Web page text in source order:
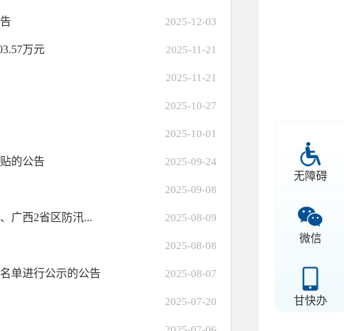
无障碍
微信
甘快办
2025-12-03
万元 2025-11-21
2025-11-21
2025-10-27
2025-10-01
的公告 2025-09-24
2025-09-08
广西2省区防汛... 2025-08-09
2025-08-08
单进行公示的公告 2025-08-07
2025-07-20